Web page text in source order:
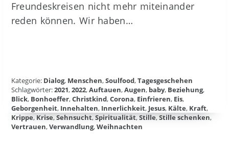
Freundeskreisen nicht mehr miteinander
reden können. Wir haben…
Kategorie: Dialog, Menschen,Soulfood,Tagesgeschehen
Schlagwörter:2021,2022,Auftauen,Augen, baby, Beziehung,
Blick, Bonhoeffer,Christkind,Corona, Einfrieren, Eis,
Geborgenheit, Innehalten, Innerlichkeit, Jesus, Kälte, Kraft,
Krippe,Krise,Sehnsucht,Spiritualität,Stille,Stille schenken,
Vertrauen,Verwandlung,Weihnachten